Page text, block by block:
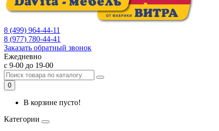
8 (499) 964-44-11
8 (977) 780-44-41
Заказать обратный звонок
Ежедневно
с 9-00 до 19-00
0
В корзине пусто!
Категории